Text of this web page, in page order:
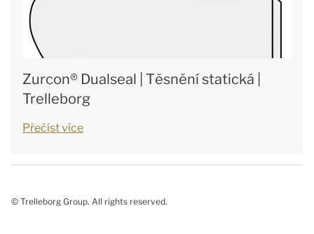
Zurcon® Dualseal | Těsnění statická |
Trelleborg
Přečíst více
© Trelleborg Group. All rights reserved.